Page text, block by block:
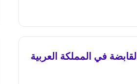
شراكة حصرية مع شركة CXHUB القابضة في المملكة العربية